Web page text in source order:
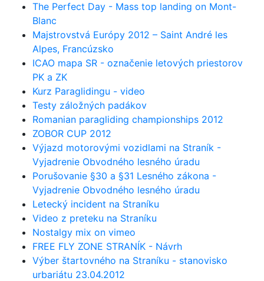
The Perfect Day - Mass top landing on Mont-
Blanc
Majstrovstvá Európy 2012 – Saint André les
Alpes, Francúzsko
ICAO mapa SR - označenie letových priestorov
PK a ZK
Kurz Paraglidingu - video
Testy záložných padákov
Romanian paragliding championships 2012
ZOBOR CUP 2012
Výjazd motorovými vozidlami na Straník -
Vyjadrenie Obvodného lesného úradu
Porušovanie §30 a §31 Lesného zákona -
Vyjadrenie Obvodného lesného úradu
Letecký incident na Straníku
Video z preteku na Straníku
Nostalgy mix on vimeo
FREE FLY ZONE STRANÍK - Návrh
Výber štartovného na Straníku - stanovisko
urbariátu 23.04.2012